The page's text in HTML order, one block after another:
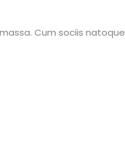
Cum sociis natoque